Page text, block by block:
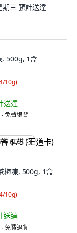
期三 預計送達
, 500g, 1盒
10g)
送達
免費退貨
(王道卡)
梅凍, 500g, 1盒
10g)
送達
免費退貨